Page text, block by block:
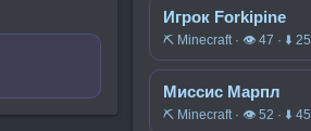
Игрок Forkipine
⛏️ Minecraft · 👁 47 · ⬇ 25
Миссис Марпл
⛏️ Minecraft · 👁 52 · ⬇ 45